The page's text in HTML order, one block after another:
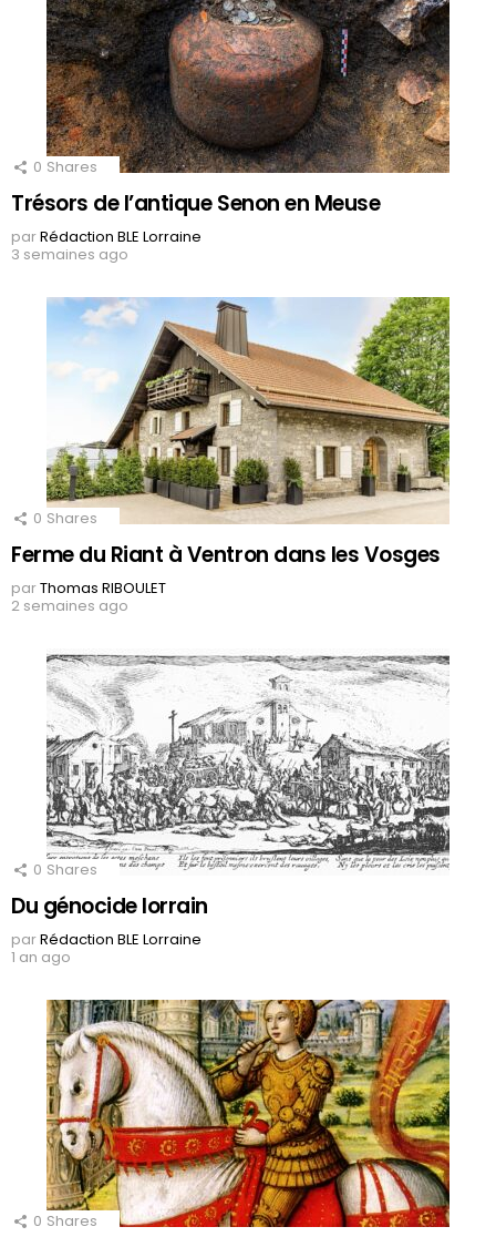
0 Shares
Trésors de l’antique Senon en Meuse
parRédaction BLE Lorraine
3 semaines ago
0 Shares
Ferme du Riant à Ventron dans les Vosges
parThomas RIBOULET
2 semaines ago
0 Shares
Du génocide lorrain
parRédaction BLE Lorraine
1 an ago
0 Shares